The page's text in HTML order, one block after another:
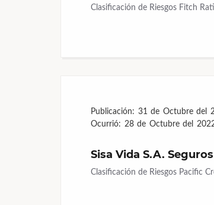
Clasificación de Riesgos Fitch
Publicación: 31 de Octubre del
Ocurrió: 28 de Octubre del
Sisa Vida S.A.
Clasificación de Riesgos Pacific